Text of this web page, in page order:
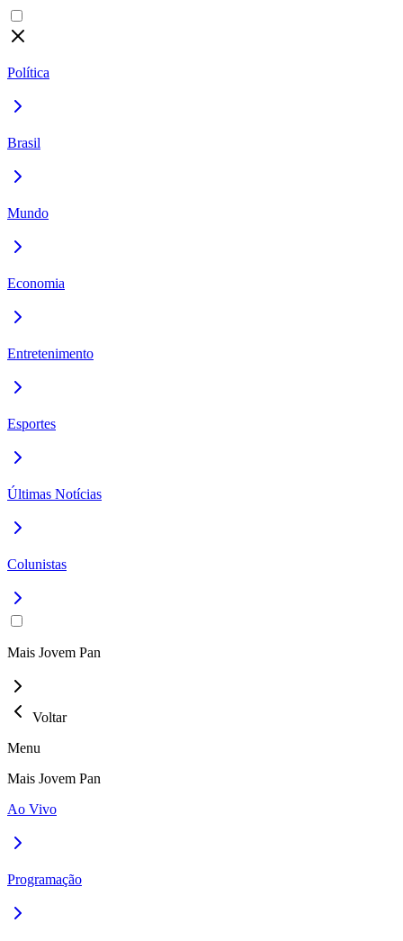
Política
Brasil
Mundo
Economia
Entretenimento
Esportes
Últimas Notícias
Colunistas
Mais Jovem Pan
Voltar
Menu
Mais Jovem Pan
Ao Vivo
Programação